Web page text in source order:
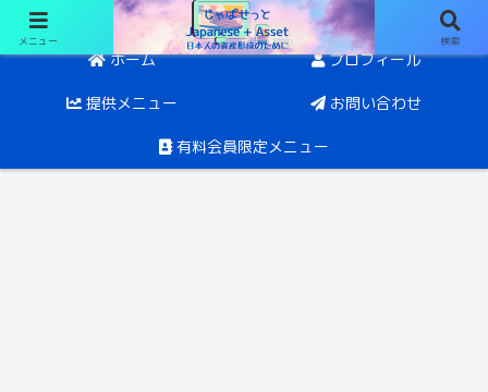
日経オプションと投資。目指すは5年後にFIRE
ホーム プロフィール
提供メニュー お問い合わせ
有料会員限定メニュー
メニュー 検索